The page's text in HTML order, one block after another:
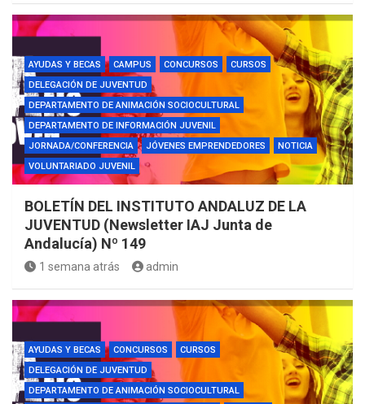
AYUDAS Y BECAS CAMPUS CONCURSOS
CURSOS
DELEGACIÓN DE JUVENTUD
DEPARTAMENTO DE ANIMACIÓN SOCIOCULTURAL
DEPARTAMENTO DE INFORMACIÓN JUVENIL
JORNADA/CONFERENCIA
JÓVENES EMPRENDEDORES
NOTICIA
VOLUNTARIADO JUVENIL
BOLETÍN DEL INSTITUTO ANDALUZ DE LA
JUVENTUD (Newsletter IAJ Junta de
Andalucía) Nº 149
1 semana atrás admin
AYUDAS Y BECAS CONCURSOS
CURSOS
DELEGACIÓN DE JUVENTUD
DEPARTAMENTO DE ANIMACIÓN SOCIOCULTURAL